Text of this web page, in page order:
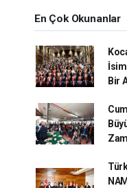
En Çok Okunanlar
Bir